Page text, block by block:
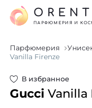
ПАРФЮМЕРИЯ И
Парфюмерия
Vanilla Firenze
В избранное
Gucci Vanilla